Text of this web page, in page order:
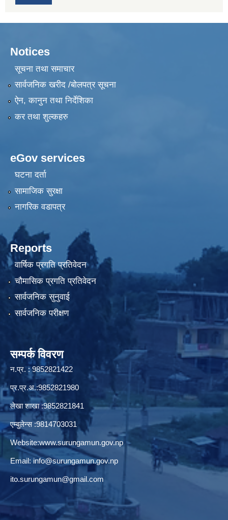
Notices
सूचना तथा समाचार
सार्वजनिक खरीद /बोलपत्र सूचना
ऐन, कानुन तथा निर्देशिका
कर तथा शुल्कहरु
eGov services
घटना दर्ता
सामाजिक सुरक्षा
नागरिक वडापत्र
Reports
वार्षिक प्रगति प्रतिवेदन
चौमासिक प्रगति प्रतिवेदन
सार्वजनिक सुनुवाई
सार्वजनिक परीक्षण
सम्पर्क विवरण
न.प्र. : 9852821422
प्र.प्र.अ.:9852821980
लेखा शाखा :9852821841
एम्बुलेन्स :9814703031
Website:www.surungamun.gov.np
Email: info@surungamun.gov.np
ito.surungamun@gmail.com